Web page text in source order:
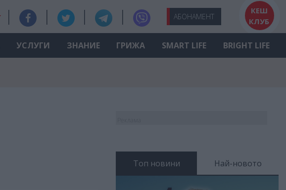
АБОНАМЕНТ
КЕШ
КЛУБ
УСЛУГИ ЗНАНИЕ ГРИЖА SMART LIFE BRIGHT LIFE
Топ новини Най-новото